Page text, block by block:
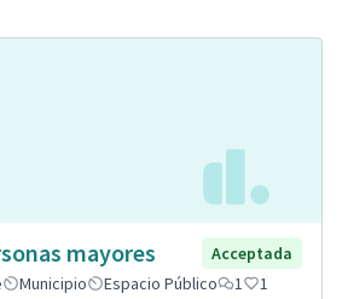
mayores
Acceptada
Municipio Espacio Público 1 1